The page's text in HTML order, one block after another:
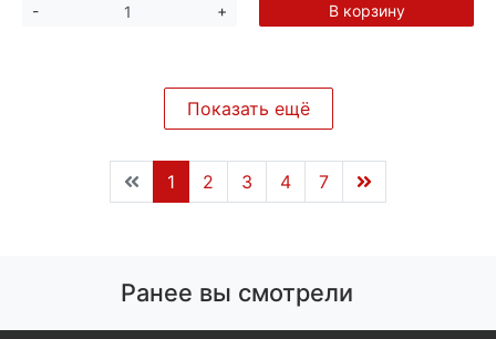
- + В корзину
Показать ещё
1 2 3 4 7
Ранее вы смотрели